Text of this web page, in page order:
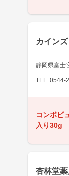
カイン
静岡県富士
TEL: 0544-
コンボピ
入り30g
杏林堂